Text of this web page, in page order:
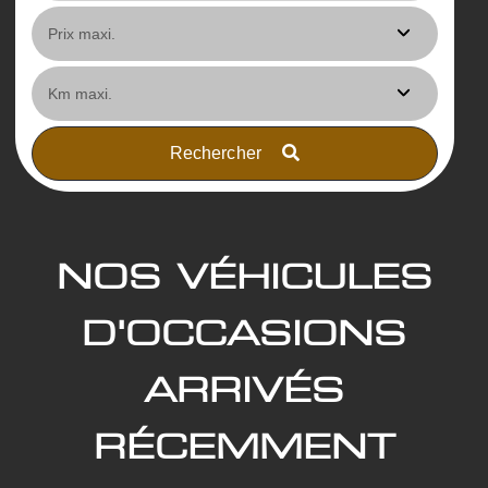
Rechercher
NOS VÉHICULES
D'OCCASIONS
ARRIVÉS
RÉCEMMENT